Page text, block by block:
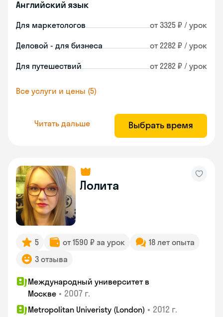
Английский язык
Для маркетологов от 3325 ₽ / урок
Деловой - для бизнеса от 2282 ₽ / урок
Для путешествий от 2282 ₽ / урок
Все услуги и цены (5)
Читать дальше Выбрать время
Лолита
5 от 1590 ₽ за урок
18 лет опыта
3 отзыва
Международный университет в
Москве • 2007 г.
Metropolitan Univeristy (London) • 2012 г.